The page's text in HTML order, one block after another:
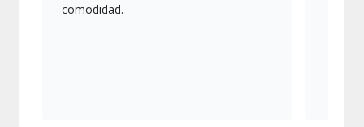
comodidad.